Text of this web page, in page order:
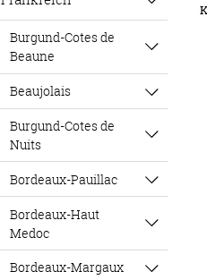
Burgund-Cotes de
Beaune
Beaujolais
Burgund-Cotes de
Nuits
Bordeaux-Pauillac
Bordeaux-Haut
Medoc
Bordeaux-Margaux